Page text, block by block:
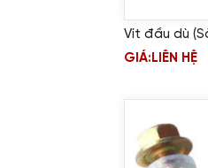
Vít đầu dù
GIÁ:LIÊN HỆ